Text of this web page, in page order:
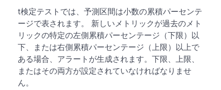
t検定テストでは、予測区間は小数の累積パーセンテ
ージで表されます。 新しいメトリックが過去のメト
リックの特定の左側累積パーセンテージ（下限）以
下、または右側累積パーセンテージ（上限）以上で
ある場合、アラートが生成されます。下限、上限、
またはその両方が設定されていなければなりませ
ん。